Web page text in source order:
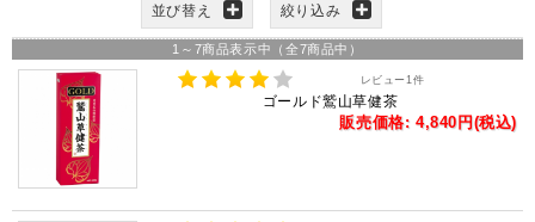
並び替え 絞り込み
1 ～ 7商品表示中（全7商品中）
レビュー 1 件
ゴールド鷲山草健茶
販売価格: 4,840円(税込)